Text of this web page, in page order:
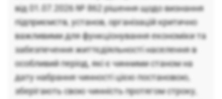
від 01.07.2026 № 862 рішення щодо визнання
підприємств, установ, організацій критично
важливими для функціонування економіки та
забезпечення життєдіяльності населення в
особливий період, які є чинними станом на
дату набрання чинності цією постановою,
зберігають свою чинність протягом строку,